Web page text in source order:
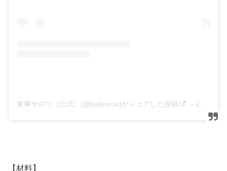
家事ヤロウ（公式）(@kajiyarou)がシェアした投稿 – 2020年 1月月8日午前6時48分PST
【材料】